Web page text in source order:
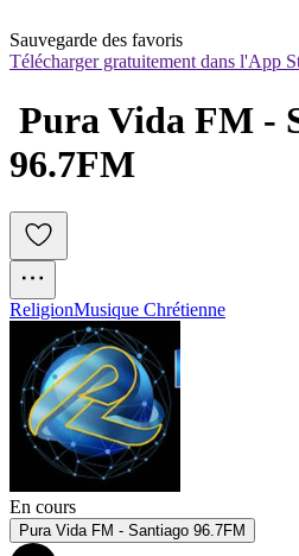
Sauvegarde des favoris
Télécharger gratuitement dans l'App
Pura Vida FM -
96.7FM
ReligionMusique Chrétienne
En cours
Pura Vida FM - Santiago 96.7FM